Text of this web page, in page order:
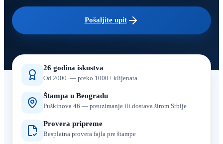
Pošaljite upit
26 godina iskustva
Od 2000. — preko 1000+ klijenata
Štampa u Beogradu
Puškinova 46 — preuzimanje ili dostava širom Srbije
Provera pripreme
Besplatna provera fajla pre štampe